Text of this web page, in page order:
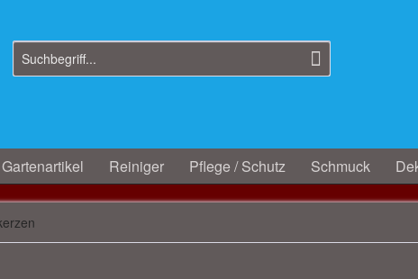
Gartenartikel Reiniger Pflege / Schutz Schmuck